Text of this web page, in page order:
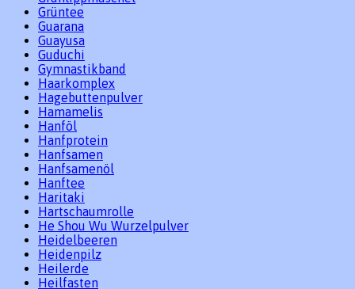
Grüntee
Guarana
Guayusa
Guduchi
Gymnastikband
Haarkomplex
Hagebuttenpulver
Hamamelis
Hanföl
Hanfprotein
Hanfsamen
Hanfsamenöl
Hanftee
Haritaki
Hartschaumrolle
He Shou Wu Wurzelpulver
Heidelbeeren
Heidenpilz
Heilerde
Heilfasten